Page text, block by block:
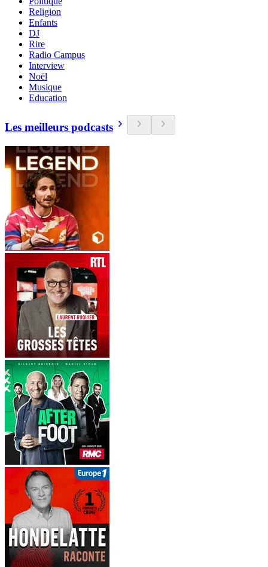
Religion
Enfants
DJ
Rire
Radio Campus
Interview
Noël
Musique
Education
Les meilleurs podcasts